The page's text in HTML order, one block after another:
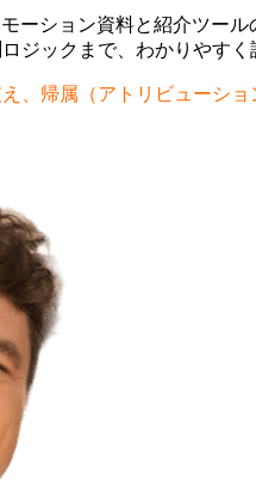
ーション資料と紹介ツ
ジックまで、わかりやす
、帰属（アトリビューシ